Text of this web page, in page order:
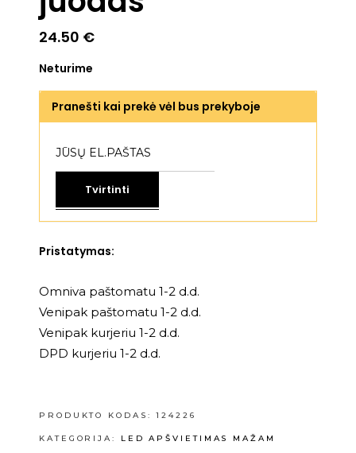
24.50 €
Neturime
Pranešti kai prekė vėl bus prekyboje
Tvirtinti
Pristatymas:
Omniva paštomatu 1-2 d.d.
Venipak paštomatu 1-2 d.d.
Venipak kurjeriu 1-2 d.d.
DPD kurjeriu 1-2 d.d.
PRODUKTO KODAS:124226
KATEGORIJA: LED APŠVIETIMAS MAŽAM